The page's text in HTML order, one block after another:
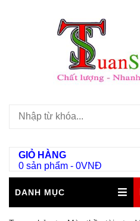
GIỎ HÀNG
0 sản phẩm - 0VNĐ
DANH MỤC